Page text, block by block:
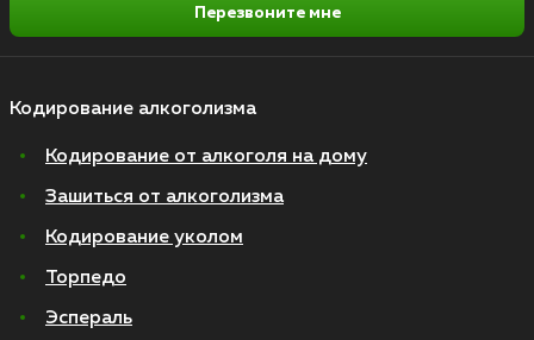
Кодирование алкоголизма
Кодирование от алкоголя на дому
Зашиться от алкоголизма
Кодирование уколом
Торпедо
Эспераль
Перезвоните мне